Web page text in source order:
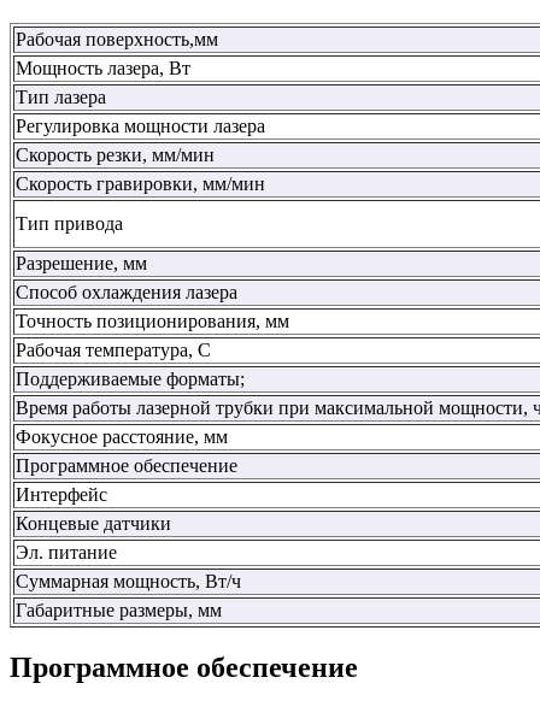
Рабочая поверхность,мм
Мощность лазера, Вт
Тип лазера
Регулировка мощности лазера
Скорость резки, мм/мин
Скорость гравировки, мм/мин
Тип привода
Разрешение, мм
Способ охлаждения лазера
Точность позиционирования, мм
Рабочая температура, С
Поддерживаемые форматы;
Время работы лазерной трубки при максимальной мощности,
Фокусное расстояние, мм
Программное обеспечение
Интерфейс
Концевые датчики
Эл. питание
Суммарная мощность, Вт/ч
Габаритные размеры, мм
Программное обеспечение